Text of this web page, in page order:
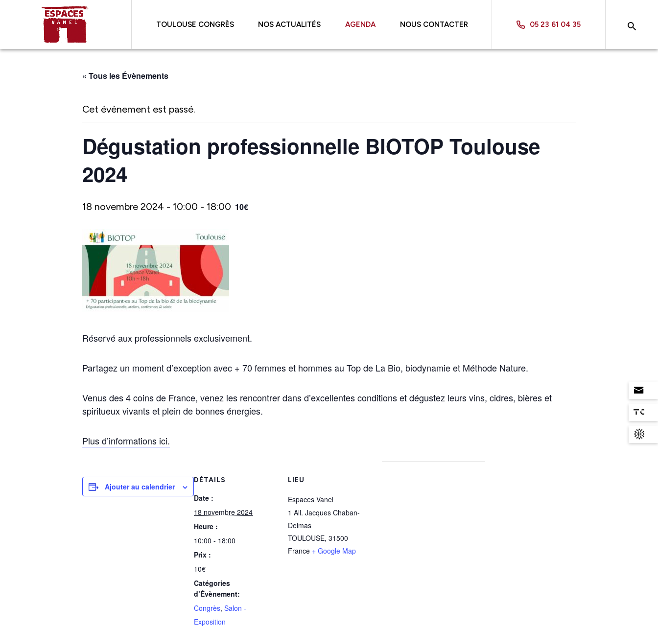
TOULOUSE CONGRÈS NOS ACTUALITÉS AGENDA NOUS CONTACTER 05 23 61 04 35
« Tous les Évènements
Cet évènement est passé.
Dégustation professionnelle BIOTOP Toulouse
2024
18 novembre 2024 - 10:00 - 18:00 10€
Réservé aux professionnels exclusivement.
Partagez un moment d’exception avec + 70 femmes et hommes au Top de La Bio, biodynamie et Méthode Nature.
Venus des 4 coins de France, venez les rencontrer dans d’excellentes conditions et dégustez leurs vins, cidres, bières et
spiritueux vivants et plein de bonnes énergies.
Plus d’informations ici.
Ajouter au calendrier
DÉTAILS
Date :
18 novembre 2024
Heure :
10:00 - 18:00
Prix :
10€
Catégories
d’Évènement:
Congrès, Salon -
Exposition
LIEU
Espaces Vanel
1 All. Jacques Chaban-
Delmas
TOULOUSE, 31500
France + Google Map